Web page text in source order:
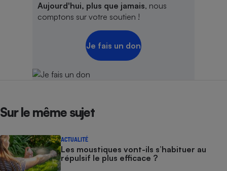
Aujourd'hui, plus que jamais, nous
comptons sur votre soutien !
Je fais un don
Sur le même sujet
ACTUALITÉ
Les moustiques vont-ils s’habituer au
répulsif le plus efficace ?